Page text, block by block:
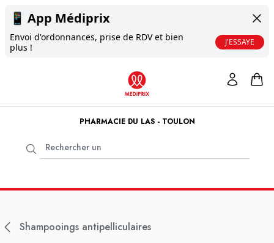
📱 App Médiprix
Envoi d'ordonnances, prise de RDV et bien
plus !
J'ESSAYE
PHARMACIE DU LAS - TOULON
Shampooings antipelliculaires